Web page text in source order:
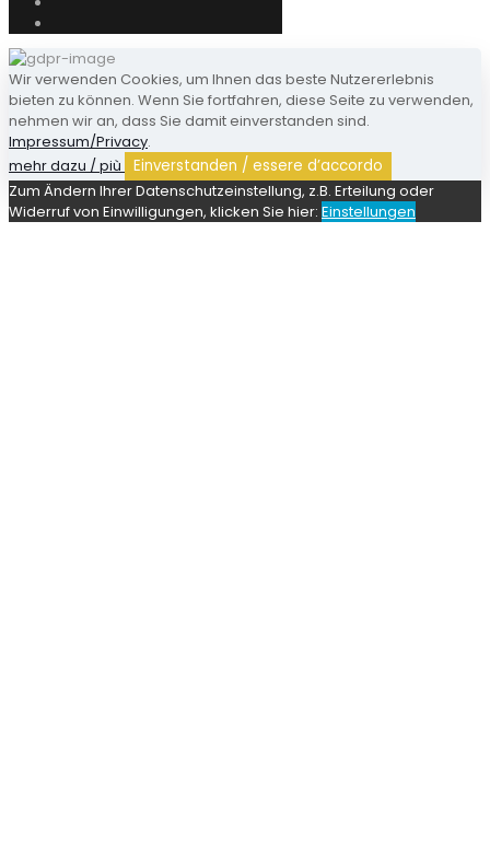
Wir verwenden Cookies, um Ihnen das beste Nutzererlebnis
bieten zu können. Wenn Sie fortfahren, diese Seite zu verwenden,
nehmen wir an, dass Sie damit einverstanden sind.
Impressum/Privacy.
mehr dazu / più
Einverstanden / essere d’accordo
Zum Ändern Ihrer Datenschutzeinstellung, z.B. Erteilung oder
Widerruf von Einwilligungen, klicken Sie hier: Einstellungen